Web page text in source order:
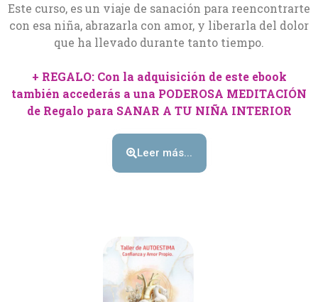
Este curso, es un viaje de sanación para reencontrarte
con esa niña, abrazarla con amor, y liberarla del dolor
que ha llevado durante tanto tiempo.
+ REGALO: Con la adquisición de este ebook
también accederás a una PODEROSA MEDITACIÓN
de Regalo para SANAR A TU NIÑA INTERIOR
Leer más...